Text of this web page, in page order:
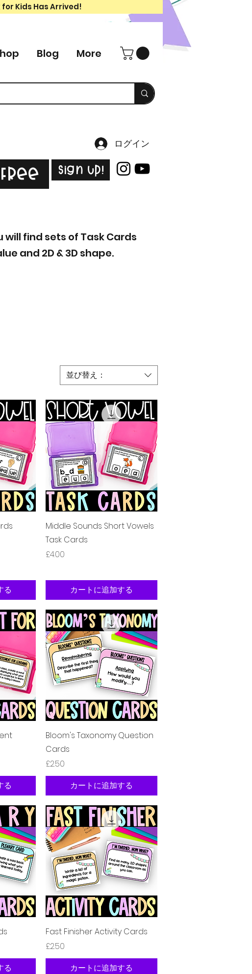
Kids Has Arrived!
Blog More
ログイン
Free Sign Up!
will find sets of Task Cards
and 2D & 3D shape.
並び替え：
る
クイックビュー
Middle Sounds Short Vowels
Task Cards
価格
£4.00
カートに追加する
る
クイックビュー
Bloom's Taxonomy Question
Cards
価格
£2.50
カートに追加する
る
クイックビュー
Fast Finisher Activity Cards
価格
£2.50
カートに追加する